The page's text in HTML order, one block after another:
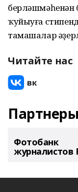
берләшмәһенән
ҡуйыуға
тамашалар
Читайте нас
Партнеры
Фотобанк
журналистов